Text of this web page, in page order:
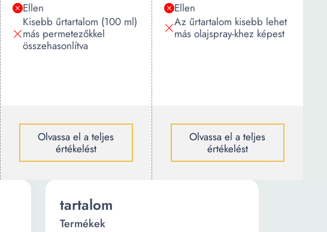
Ellen
Kisebb űrtartalom (100 ml)
más permetezőkkel
összehasonlítva
Olvassa el a teljes
értékelést
Ellen
Az űrtartalom kisebb lehet
más olajspray-khez képest
Olvassa el a teljes
értékelést
tartalom
Termékek